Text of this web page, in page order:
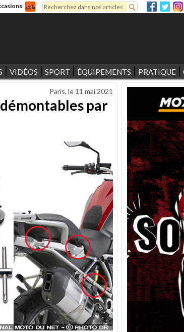
Formulaire de recherche
Rechercher
VIDÉOS SPORT ÉQUIPEMENTS PRATIQUE
Paris, le 11 mai 2021
par